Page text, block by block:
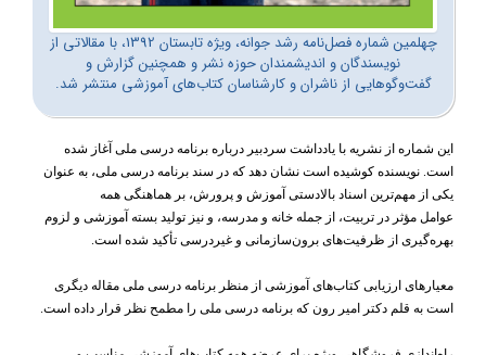
چهلمین شماره فصل‌نامه رشد جوانه، ویژه تابستان 1392، با مقالاتی از
نویسندگان و اندیشمندان حوزه نشر و همچنین گزارش و
گفت‌وگوهایی از ناشران و کارشناسان کتاب‌های آموزشی منتشر شد.
این شماره از نشریه با یادداشت سردبیر درباره برنامه درسی ملی آغاز شده
است. نویسنده کوشیده است نشان دهد که در سند برنامه درسی ملی، به عنوان
یکی از مهم‌ترین اسناد بالادستی آموزش و پرورش، بر هماهنگی همه
عوامل مؤثر در تربیت، از جمله خانه و مدرسه، و نیز تولید بسته آموزشی و لزوم
بهره‌گیری از ظرفیت‌های برو‌ن‌سازمانی و غیردرسی تأکید شده است
معیارهای ارزیابی کتاب‌های آموزشی از منظر برنامه درسی ملی مقاله دیگری
است به قلم دکتر امیر رون که برنامه درسی ملی را مطمح نظر قرار داده است.